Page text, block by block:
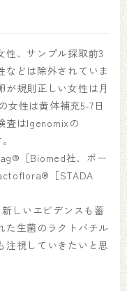
性、サンプル採取前3
などは除外されていま
が規則正しい女性は月
女性は黄体補充5-7日
査はIgenomixの
［Biomed社、ポー
［STADA
しいエビデンスも蓄
た生菌のラクトバチル
注視していきたいと思